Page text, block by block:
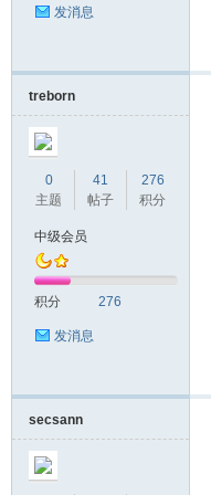
发消息
treborn
0
主题
41
帖子
276
积分
中级会员
积分 276
发消息
secsann